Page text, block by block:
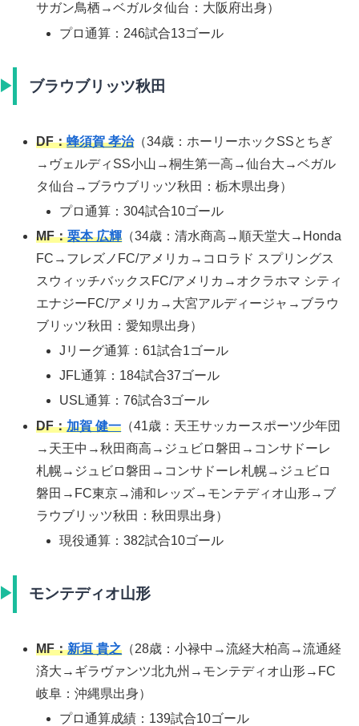
サガン鳥栖→ベガルタ仙台：大阪府出身）
プロ通算：246試合13ゴール
ブラウブリッツ秋田
DF：蜂須賀 孝治（34歳：ホーリーホックSSとちぎ
→ヴェルディSS小山→桐生第一高→仙台大→ベガル
タ仙台→ブラウブリッツ秋田：栃木県出身）
プロ通算：304試合10ゴール
MF：栗本 広輝 （34歳：清水商高→順天堂大→Honda
FC→フレズノFC/アメリカ→コロラド スプリングス
スウィッチバックスFC/アメリカ→オクラホマ シティ
エナジーFC/アメリカ→大宮アルディージャ→ブラウ
ブリッツ秋田：愛知県出身）
Jリーグ通算：61試合1ゴール
JFL通算：184試合37ゴール
USL通算：76試合3ゴール
DF：加賀 健一 （41歳：天王サッカースポーツ少年団
→天王中→秋田商高→ジュビロ磐田→コンサドーレ
札幌→ジュビロ磐田→コンサドーレ札幌→ジュビロ
磐田→FC東京→浦和レッズ→モンテディオ山形→ブ
ラウブリッツ秋田：秋田県出身）
現役通算：382試合10ゴール
モンテディオ山形
MF：新垣 貴之 （28歳：小禄中→流経大柏高→流通経
済大→ギラヴァンツ北九州→モンテディオ山形→FC
岐阜：沖縄県出身）
プロ通算成績：139試合10ゴール